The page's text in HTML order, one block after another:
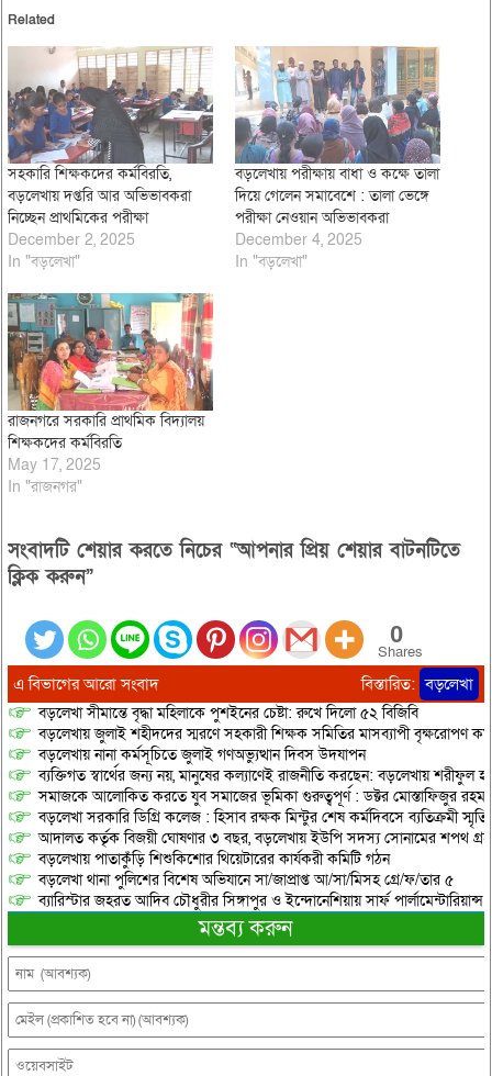
Related
সহকারি শিক্ষকদের কর্মবিরতি,
বড়লেখায় দপ্তরি আর অভিভাবকরা
নিচ্ছেন প্রাথমিকের পরীক্ষা
December 2, 2025
In "বড়লেখা"
বড়লেখায় পরীক্ষায় বাধা ও কক্ষে তালা
দিয়ে গেলেন সমাবেশে : তালা ভেঙ্গে
পরীক্ষা নেওয়ান অভিভাবকরা
December 4, 2025
In "বড়লেখা"
রাজনগরে সরকারি প্রাথমিক বিদ্যালয়
শিক্ষকদের কর্মবিরতি
May 17, 2025
In "রাজনগর"
সংবাদটি শেয়ার করতে নিচের “আপনার প্রিয় শেয়ার বাটনটিতে
ক্লিক করুন”
0
Shares
এ বিভাগের আরো সংবাদ বিস্তারিত: বড়লেখা
বড়লেখা সীমান্তে বৃদ্ধা মহিলাকে পুশইনের চেষ্টা: রুখে দিলো ৫২ বিজিবি
বড়লেখায় জুলাই শহীদদের স্মরণে সহকারী শিক্ষক সমিতির মাসব্যাপী বৃক্ষরোপণ
বড়লেখায় নানা কর্মসূচিতে জুলাই গণঅভ্যুত্থান দিবস উদযাপন
ব্যক্তিগত স্বার্থের জন্য নয়, মানুষের কল্যাণেই রাজনীতি করছেন: বড়লেখায় শরীফুল
সমাজকে আলোকিত করতে যুব সমাজের ভূমিকা গুরুত্বপূর্ণ : ডক্টর মোস্তাফিজুর
বড়লেখা সরকারি ডিগ্রি কলেজ : হিসাব রক্ষক মিন্টুর শেষ কর্মদিবসে ব্যতিক্রমী
আদালত কর্তৃক বিজয়ী ঘোষণার ৩ বছর, বড়লেখায় ইউপি সদস্য সোনামের শপথ
বড়লেখায় পাতাকুঁড়ি শিশুকিশোর থিয়েটারের কার্যকরী কমিটি গঠন
বড়লেখা থানা পুলিশের বিশেষ অভিযানে সা/জাপ্রাপ্ত আ/সা/মিসহ গ্রে/ফ/তার ৫
ব্যারিস্টার জহরত আদিব চৌধুরীর সিঙ্গাপুর ও ইন্দোনেশিয়ায় সার্ফ পার্লামেন্টারিয়ান্স
মন্তব্য করুন